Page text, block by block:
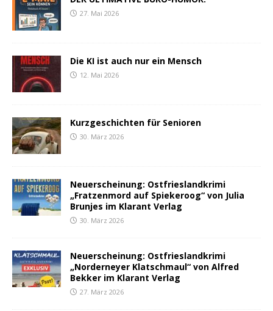
27. Mai 2026
Die KI ist auch nur ein Mensch
12. Mai 2026
Kurzgeschichten für Senioren
30. März 2026
Neuerscheinung: Ostfrieslandkrimi
„Fratzenmord auf Spiekeroog“ von Julia
Brunjes im Klarant Verlag
30. März 2026
Neuerscheinung: Ostfrieslandkrimi
„Norderneyer Klatschmaul“ von Alfred
Bekker im Klarant Verlag
27. März 2026